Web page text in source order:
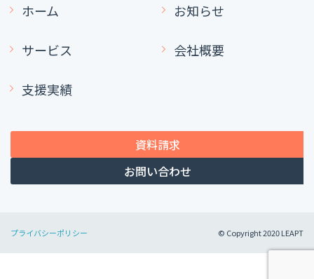
ホーム
サービス
支援実績
お知らせ
会社概要
資料請求
お問い合わせ
プライバシーポリシー © Copyright 2020 LEAPT